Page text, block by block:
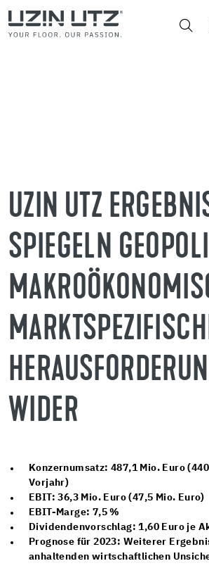
UZIN UTZ
SPIEGELN
WIDER
Konzernumsatz:487,1 Mio. Euro
Vorjahr)
EBIT:36,3 Mio. Euro (47,5 Mio. Euro)
EBIT-Marge: 7,5%
Dividendenvorschlag: 1,60 Euro je
Prognose für 2023: Weiterer
anhaltenden wirtschaftlichen